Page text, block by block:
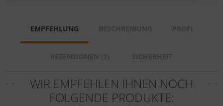
EMPFEHLUNG
WIR EMPFEHLEN IHNEN NOCH
FOLGENDE PRODUKTE: